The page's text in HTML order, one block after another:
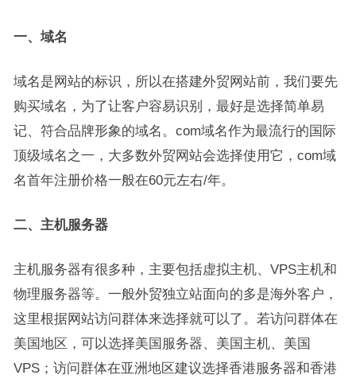
一、域名
域名是网站的标识，所以在搭建外贸网站前，我们要先
购买域名，为了让客户容易识别，最好是选择简单易
记、符合品牌形象的域名。com域名作为最流行的国际
顶级域名之一，大多数外贸网站会选择使用它，com域
名首年注册价格一般在60元左右/年。
二、主机服务器
主机服务器有很多种，主要包括虚拟主机、VPS主机和
物理服务器等。一般外贸独立站面向的多是海外客户，
这里根据网站访问群体来选择就可以了。若访问群体在
美国地区，可以选择美国服务器、美国主机、美国
VPS；访问群体在亚洲地区建议选择香港服务器和香港